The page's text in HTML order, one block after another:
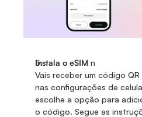
Instala o eSIM n
Vais receber um código
nas configurações de
escolhe a opção para
o código. Segue as